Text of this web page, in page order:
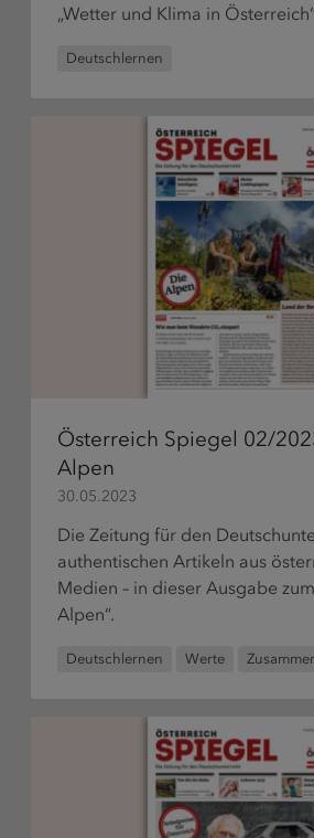
„Wetter und Klima in
Deutschlernen
Österreich Spiegel 02/
Alpen
30.05.2023
Die Zeitung für den
authentischen Artikeln aus
Medien – in dieser Ausgabe
Alpen“.
Deutschlernen Werte